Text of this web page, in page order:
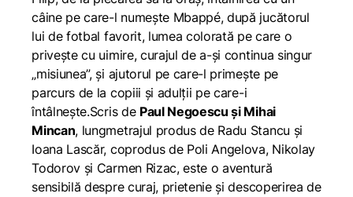
câine pe care-l numește Mbappé, după jucătorul
lui de fotbal favorit, lumea colorată pe care o
privește cu uimire, curajul de a-și continua singur
„misiunea”, și ajutorul pe care-l primește pe
parcurs de la copiii și adulții pe care-i
întâlnește.Scris de Paul Negoescu și Mihai
Mincan, lungmetrajul produs de Radu Stancu și
Ioana Lascăr, coprodus de Poli Angelova, Nikolay
Todorov și Carmen Rizac, este o aventură
sensibilă despre curaj, prietenie și descoperirea de